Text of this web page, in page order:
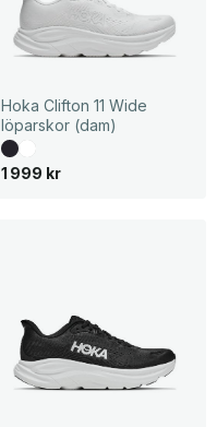
Hoka Clifton 11 Wide
löparskor (dam)
1 999 kr